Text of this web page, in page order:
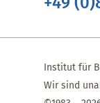
Institut für
Wir sind